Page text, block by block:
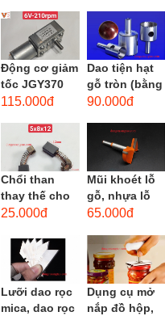
torque
mini JGA25-
310
Động cơ giảm
tốc JGY370
DC bánh răng
men xoắn
cao...
115.000đ
Dao tiện hạt
gỗ tròn (bằng
thép trắng)
90.000đ
Chổi than
thay thế cho
động cơ, chổi
motor máy
khoan,...
25.000đ
Mũi khoét lỗ
gỗ, nhựa lỗ
lớn D40mm-
opener)
65.000đ
Lưỡi dao rọc
mica, dao rọc
Dụng cụ mở
nắp đồ hộp,